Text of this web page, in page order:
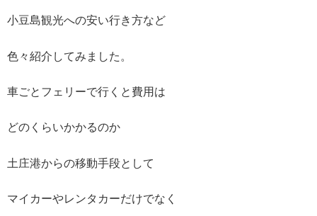
小豆島観光への安い行き方など
色々紹介してみました。
車ごとフェリーで行くと費用は
どのくらいかかるのか
土庄港からの移動手段として
マイカーやレンタカーだけでなく